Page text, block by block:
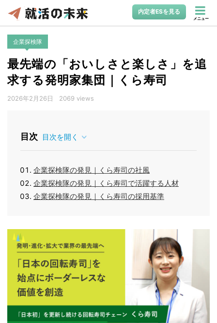
内定者ESを見る
メニュー
企業探検隊
最先端の「おいしさと楽しさ」を追
求する発明家集団｜くら寿司
2026年2月26日 2069 views
目次 目次を開く
企業探検隊の発見｜くら寿司の社風
企業探検隊の発見｜くら寿司で活躍する人材
企業探検隊の発見｜くら寿司の採用基準